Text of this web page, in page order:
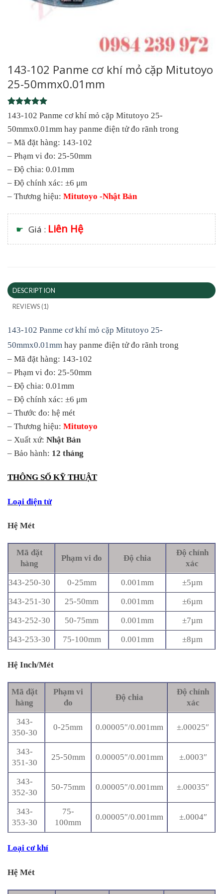
143-102 Panme cơ khí mỏ cặp Mitutoyo
25-50mmx0.01mm
Rated5
out of 5
based on
1
rating
143-102 Panme cơ khí mỏ cặp Mitutoyo 25-
50mmx0.01mm hay panme điện tử đo rãnh trong
– Mã đặt hàng: 143-102
– Phạm vi đo: 25-50mm
– Độ chia: 0.01mm
– Độ chính xác: ±6 μm
– Thương hiệu: Mitutoyo -Nhật Bản
☛ Giá : Liên Hệ
DESCRIPTION
REVIEWS (1)
143-102 Panme cơ khí mỏ cặp Mitutoyo 25-
50mmx0.01mm hay panme điện tử đo rãnh trong
– Mã đặt hàng: 143-102
– Phạm vi đo: 25-50mm
– Độ chia: 0.01mm
– Độ chính xác: ±6 μm
– Thước đo: hệ mét
– Thương hiệu: Mitutoyo
– Xuất xứ: Nhật Bản
– Bảo hành: 12 tháng
THÔNG SỐ KỸ THUẬT
Loại điện tử
Hệ Mét
Mã đặt
hàng
Phạm vi đo Độ chia
Độ chính
xác
343-250-30
0-25mm 0.001mm
±5µm
343-251-30
25-50mm 0.001mm
±6µm
343-252-30
50-75mm 0.001mm
±7µm
343-253-30
75-100mm 0.001mm ±8µm
Hệ Inch/Mét
Mã đặt
hàng
Phạm vi
đo
Độ chia
Độ chính
xác
343-
350-30
0-25mm 0.00005″/0.001mm ±.00025″
343-
351-30
25-50mm 0.00005″/0.001mm ±.0003″
343-
352-30
50-75mm 0.00005″/0.001mm ±.00035″
343-
353-30
75-
100mm
0.00005″/0.001mm ±.0004″
Loại cơ khí
Hệ Mét